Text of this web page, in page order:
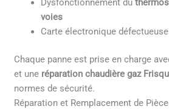
Dysfonctionnement du
voies
Carte électronique défectueuse
Chaque panne est prise en charge
et une réparation chaudière gaz
normes de sécurité.
Réparation et Remplacement de